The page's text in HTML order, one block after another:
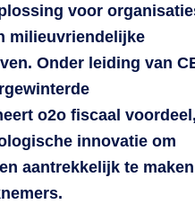
voor
milieuvriendelijke
Onder leiding van
o2o fiscaal
innovatie om
aantrekkelijk te maken